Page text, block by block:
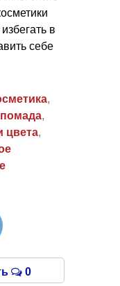
в
себе
,
,
цвета,
0